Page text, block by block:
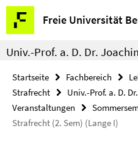
Springe
direkt
zu
Inhalt
Freie Universität
Service-
Navigation
Univ.-Prof. a. D. Dr.
Startseite Fachbereich
Strafrecht
Univ.-Prof. a. D.
Veranstaltungen
Strafrecht (2. Sem) (Lange I)